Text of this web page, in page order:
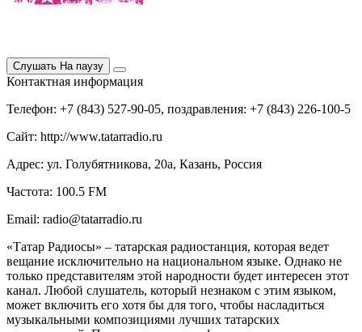
Слушать На паузу
Контактная информация
Телефон: +7 (843) 527-90-05, поздравления: +7 (843) 226-100-5
Сайт: http://www.tatarradio.ru
Адрес: ул. Голубятникова, 20а, Казань, Россия
Частота: 100.5 FM
Email: radio@tatarradio.ru
«Татар Радиосы» – татарская радиостанция, которая ведет
вещание исключительно на национальном языке. Однако не
только представителям этой народности будет интересен этот
канал. Любой слушатель, который незнаком с этим языком,
может включить его хотя бы для того, чтобы насладиться
музыкальными композициями лучших татарских